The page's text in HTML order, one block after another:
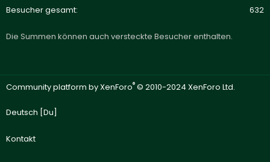
Besucher gesamt 632
Die Summen können auch versteckte Besucher enthalten.
Community platform by XenForo® © 2010-2024 XenForo Ltd.
Deutsch [Du]
Kontakt